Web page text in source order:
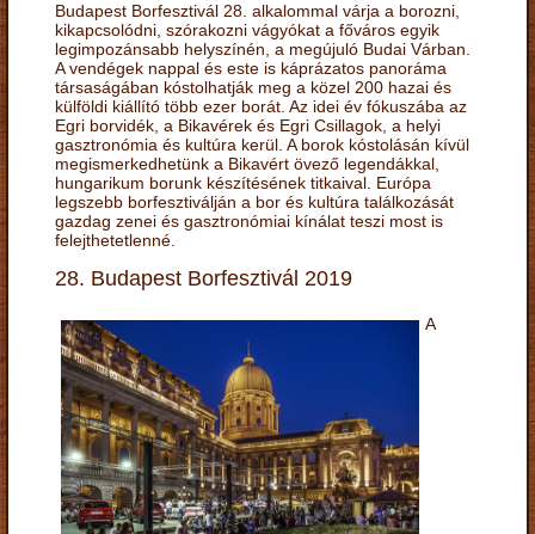
Budapest Borfesztivál 28. alkalommal várja a borozni,
kikapcsolódni, szórakozni vágyókat a főváros egyik
legimpozánsabb helyszínén, a megújuló Budai Várban.
A vendégek nappal és este is káprázatos panoráma
társaságában kóstolhatják meg a közel 200 hazai és
külföldi kiállító több ezer borát. Az idei év fókuszába az
Egri borvidék, a Bikavérek és Egri Csillagok, a helyi
gasztronómia és kultúra kerül. A borok kóstolásán kívül
megismerkedhetünk a Bikavért övező legendákkal,
hungarikum borunk készítésének titkaival. Európa
legszebb borfesztiválján a bor és kultúra találkozását
gazdag zenei és gasztronómiai kínálat teszi most is
felejthetetlenné.
28. Budapest Borfesztivál 2019
A